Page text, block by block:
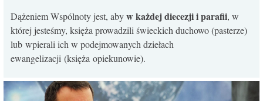
KONTAKT
Dążeniem Wspólnoty jest, abyw każdej diecezji i parafii, w
której jesteśmy, księża prowadzili świeckich duchowo (pasterze)
lub wpierali ich w podejmowanych dziełach
ewangelizacji (księża opiekunowie).